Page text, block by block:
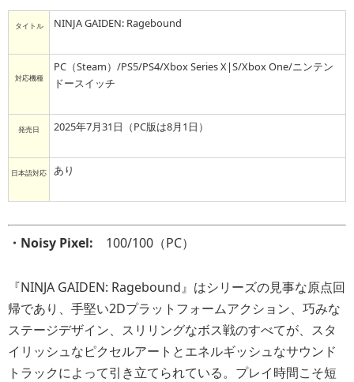
タイトル NINJA GAIDEN: Ragebound
対応機種
PC（Steam）/PS5/PS4/Xbox Series X|S/Xbox One/ニンテン
ドースイッチ
発売日 2025年7月31日（PC版は8月1日）
日本語対応 あり
・Noisy Pixel: 100/100（PC）
『NINJA GAIDEN: Ragebound』はシリーズの見事な原点回
帰であり、手堅い2Dプラットフォームアクション、巧みな
ステージデザイン、スリリングなボス戦のすべてが、スタ
イリッシュなピクセルアートとエネルギッシュなサウンド
トラックによって引き立てられている。プレイ時間こそ短